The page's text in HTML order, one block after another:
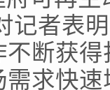
记者表
断获
求快